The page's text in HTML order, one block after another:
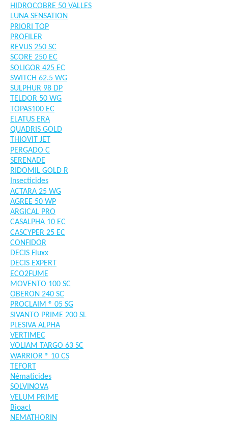
HIDROCOBRE 50 VALLES
LUNA SENSATION
PRIORI TOP
PROFILER
REVUS 250 SC
SCORE 250 EC
SOLIGOR 425 EC
SWITCH 62.5 WG
SULPHUR 98 DP
TELDOR 50 WG
TOPAS100 EC
ELATUS ERA
QUADRIS GOLD
THIOVIT JET
PERGADO C
SERENADE
RIDOMIL GOLD R
Insecticides
ACTARA 25 WG
AGREE 50 WP
ARGICAL PRO
CASALPHA 10 EC
CASCYPER 25 EC
CONFIDOR
DECIS Fluxx
DECIS EXPERT
ECO2FUME
MOVENTO 100 SC
OBERON 240 SC
PROCLAIM ® 05 SG
SIVANTO PRIME 200 SL
PLESIVA ALPHA
VERTIMEC
VOLIAM TARGO 63 SC
WARRIOR ® 10 CS
TEFORT
Nématicides
SOLVINOVA
VELUM PRIME
Bioact
NEMATHORIN